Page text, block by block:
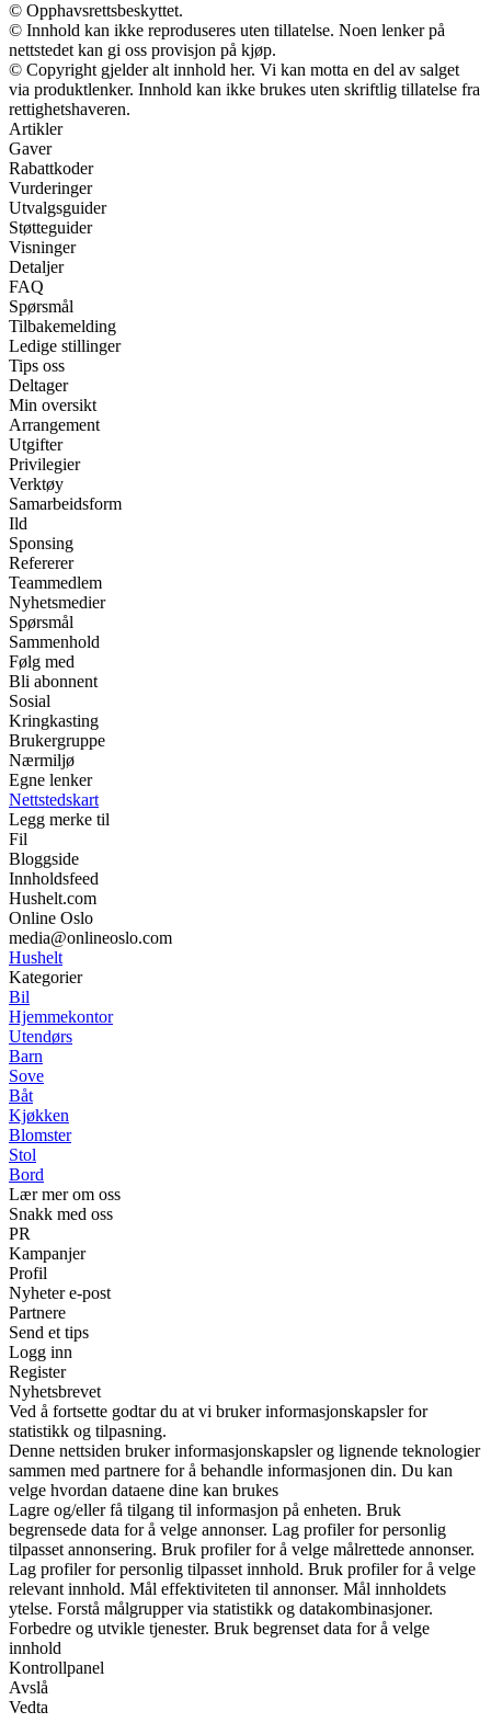
© Opphavsrettsbeskyttet.
© Innhold kan ikke reproduseres uten tillatelse. Noen lenker på
nettstedet kan gi oss provisjon på kjøp.
© Copyright gjelder alt innhold her. Vi kan motta en del av salget
via produktlenker. Innhold kan ikke brukes uten skriftlig tillatelse fra
rettighetshaveren.
Artikler
Gaver
Rabattkoder
Vurderinger
Utvalgsguider
Støtteguider
Visninger
Detaljer
FAQ
Spørsmål
Tilbakemelding
Ledige stillinger
Tips oss
Deltager
Min oversikt
Arrangement
Utgifter
Privilegier
Verktøy
Samarbeidsform
Ild
Sponsing
Refererer
Teammedlem
Nyhetsmedier
Spørsmål
Sammenhold
Følg med
Bli abonnent
Sosial
Kringkasting
Brukergruppe
Nærmiljø
Egne lenker
Nettstedskart
Legg merke til
Fil
Bloggside
Innholdsfeed
Hushelt.com
Online Oslo
media@onlineoslo.com
Hushelt
Kategorier
Bil
Hjemmekontor
Utendørs
Barn
Sove
Båt
Kjøkken
Blomster
Stol
Bord
Lær mer om oss
Snakk med oss
PR
Kampanjer
Profil
Nyheter e-post
Partnere
Send et tips
Logg inn
Register
Nyhetsbrevet
Ved å fortsette godtar du at vi bruker informasjonskapsler for
statistikk og tilpasning.
Denne nettsiden bruker informasjonskapsler og lignende teknologier
sammen med partnere for å behandle informasjonen din. Du kan
velge hvordan dataene dine kan brukes
Lagre og/eller få tilgang til informasjon på enheten. Bruk
begrensede data for å velge annonser. Lag profiler for personlig
tilpasset annonsering. Bruk profiler for å velge målrettede annonser.
Lag profiler for personlig tilpasset innhold. Bruk profiler for å velge
relevant innhold. Mål effektiviteten til annonser. Mål innholdets
ytelse. Forstå målgrupper via statistikk og datakombinasjoner.
Forbedre og utvikle tjenester. Bruk begrenset data for å velge
innhold
Kontrollpanel
Avslå
Vedta